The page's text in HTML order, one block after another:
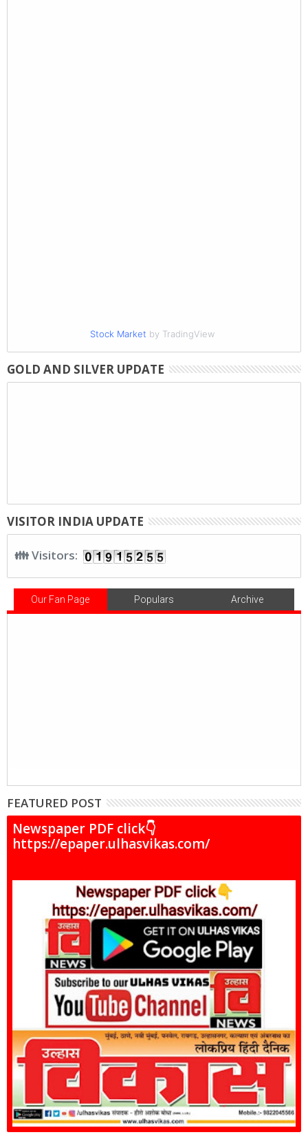
Stock Market by TradingView
GOLD AND SILVER UPDATE
VISITOR INDIA UPDATE
👪 Visitors:
Our Fan Page Populars Archive
FEATURED POST
Newspaper PDF click👇
https://epaper.ulhasvikas.com/